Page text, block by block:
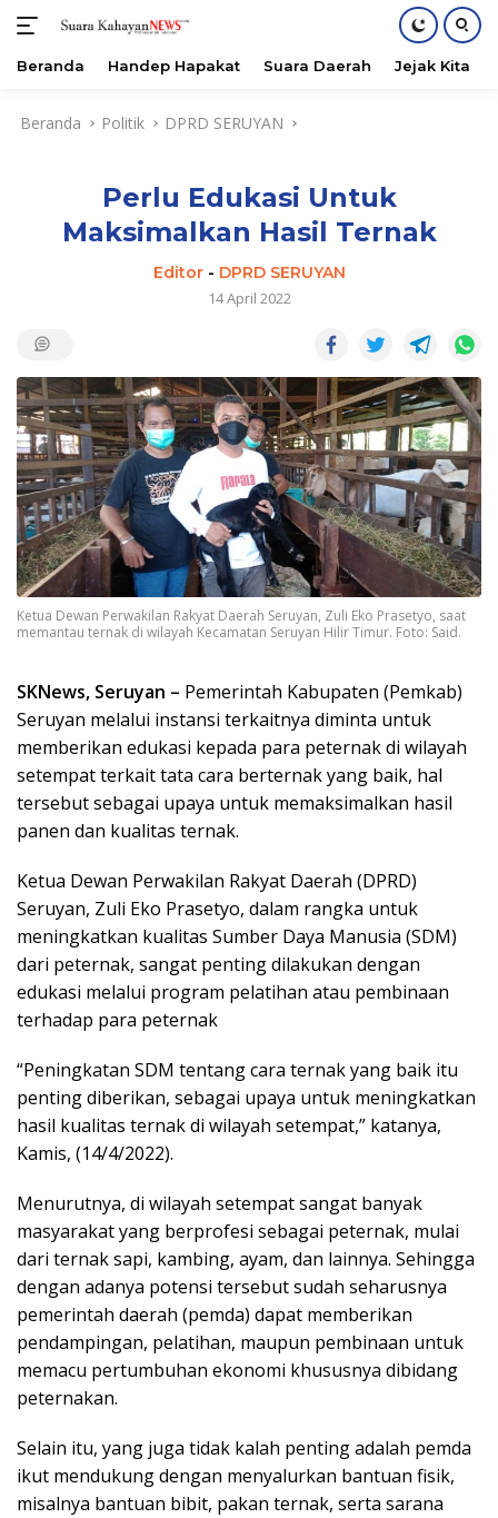
Beranda Handep Hapakat Suara Daerah Jejak Kita
Beranda Politik DPRD SERUYAN
Perlu Edukasi Untuk
Maksimalkan Hasil Ternak
Editor- DPRD SERUYAN
14 April 2022
Ketua Dewan Perwakilan Rakyat Daerah Seruyan, Zuli Eko Prasetyo, saat
memantau ternak di wilayah Kecamatan Seruyan Hilir Timur. Foto: Said.
SKNews, Seruyan – Pemerintah Kabupaten (Pemkab)
Seruyan melalui instansi terkaitnya diminta untuk
memberikan edukasi kepada para peternak di wilayah
setempat terkait tata cara berternak yang baik, hal
tersebut sebagai upaya untuk memaksimalkan hasil
panen dan kualitas ternak.
Ketua Dewan Perwakilan Rakyat Daerah (DPRD)
Seruyan, Zuli Eko Prasetyo, dalam rangka untuk
meningkatkan kualitas Sumber Daya Manusia (SDM)
dari peternak, sangat penting dilakukan dengan
edukasi melalui program pelatihan atau pembinaan
terhadap para peternak
“Peningkatan SDM tentang cara ternak yang baik itu
penting diberikan, sebagai upaya untuk meningkatkan
hasil kualitas ternak di wilayah setempat,” katanya,
Kamis, (14/4/2022).
Menurutnya, di wilayah setempat sangat banyak
masyarakat yang berprofesi sebagai peternak, mulai
dari ternak sapi, kambing, ayam, dan lainnya. Sehingga
dengan adanya potensi tersebut sudah seharusnya
pemerintah daerah (pemda) dapat memberikan
pendampingan, pelatihan, maupun pembinaan untuk
memacu pertumbuhan ekonomi khususnya dibidang
peternakan.
Selain itu, yang juga tidak kalah penting adalah pemda
ikut mendukung dengan menyalurkan bantuan fisik,
misalnya bantuan bibit, pakan ternak, serta sarana